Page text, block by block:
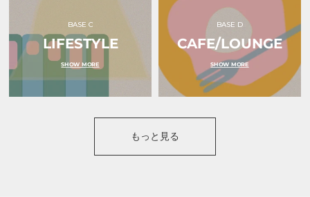
BASE C
LIFESTYLE
SHOW MORE
BASE D
CAFE/LOUNGE
SHOW MORE
もっと見る